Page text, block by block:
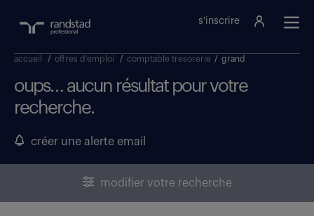
s'inscrire
accueil / offres d'emploi / comptable tresorerie / grand
oups… aucun résultat pour votre
recherche.
créer une alerte email
modifier votre recherche